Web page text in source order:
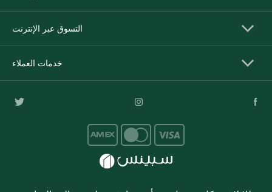
التسوق عبر الإنترنت
خدمات العملاء